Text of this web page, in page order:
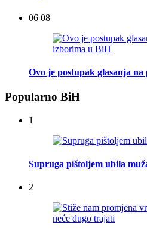
06 08
Ovo je postupak glasanja
Popularno BiH
1
Supruga pištoljem ubila
2